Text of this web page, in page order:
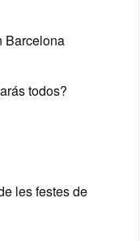
Barcelona
todos?
les festes de